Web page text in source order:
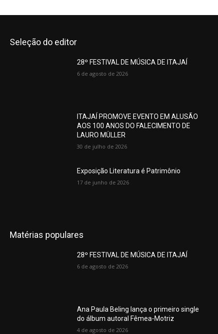
Seleção do editor
28º FESTIVAL DE MÚSICA DE ITAJAÍ
6 de agosto de 2026
ITAJAÍ PROMOVE EVENTO EM ALUSÃO
AOS 100 ANOS DO FALECIMENTO DE
LAURO MÜLLER
30 de julho de 2026
Exposição Literatura é Patrimônio
17 de junho de 2026
Matérias populares
28º FESTIVAL DE MÚSICA DE ITAJAÍ
6 de agosto de 2026
Ana Paula Beling lança o primeiro single
do álbum autoral Fêmea-Motriz
4 de agosto de 2026